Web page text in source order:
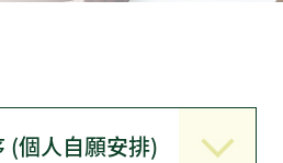
(個人自願安排)